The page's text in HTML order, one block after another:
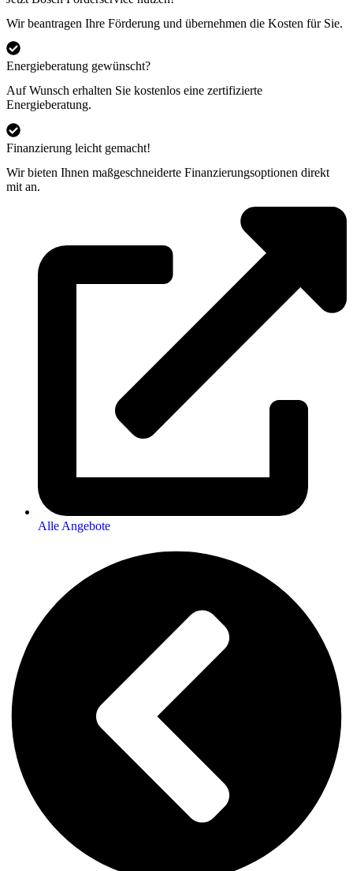
Wir beantragen Ihre Förderung und übernehmen die Kosten für Sie.
Energieberatung gewünscht?
Auf Wunsch erhalten Sie kostenlos eine zertifizierte
Energieberatung.
Finanzierung leicht gemacht!
Wir bieten Ihnen maßgeschneiderte Finanzierungsoptionen direkt
mit an.
Alle Angebote